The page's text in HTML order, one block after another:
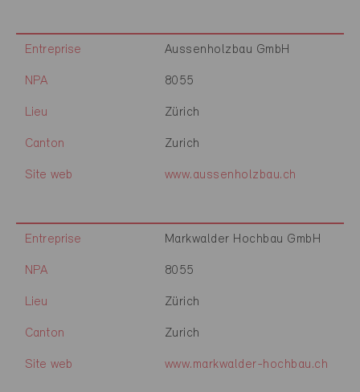
Entreprise Aussenholzbau GmbH
NPA 8055
Lieu Zürich
Canton Zurich
Site web www.aussenholzbau.ch
Entreprise Markwalder Hochbau GmbH
NPA 8055
Lieu Zürich
Canton Zurich
Site web www.markwalder-hochbau.ch